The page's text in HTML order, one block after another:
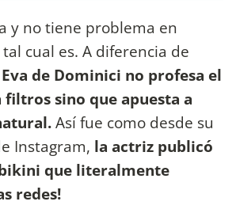
y no tiene problema en
cual es. A diferencia de
Eva de Dominici no profesa el
sino que apuesta a
Así fue como desde su
Instagram, la actriz publicó
que literalmente
redes!